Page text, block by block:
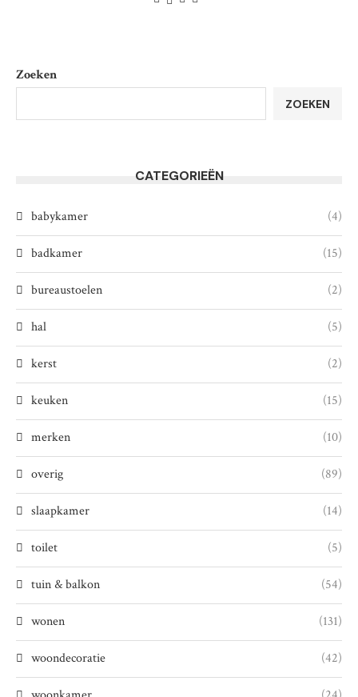
Zoeken
ZOEKEN
CATEGORIEËN
babykamer (4)
badkamer (15)
bureaustoelen (2)
hal (5)
kerst (2)
keuken (15)
merken (10)
overig (89)
slaapkamer (14)
toilet (5)
tuin & balkon (54)
wonen (131)
woondecoratie (42)